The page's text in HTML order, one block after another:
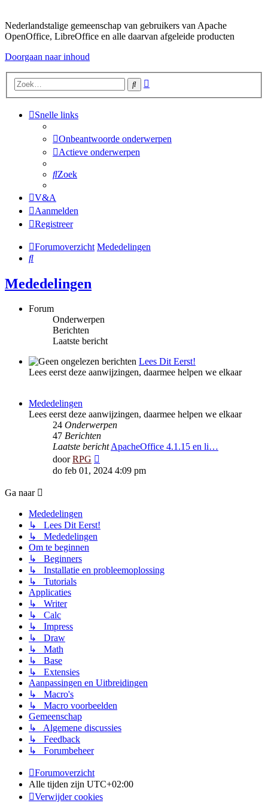
Nederlandstalige gemeenschap van gebruikers van Apache
OpenOffice, LibreOffice en alle daarvan afgeleide producten
Doorgaan naar inhoud
Zoek
Snelle links
Onbeantwoorde onderwerpen
Actieve onderwerpen
Zoek
V&A
Aanmelden
Registreer
Forumoverzicht Mededelingen
Zoek
Mededelingen
Forum
Onderwerpen
Berichten
Laatste bericht
Lees Dit Eerst!
Lees eerst deze aanwijzingen, daarmee helpen we elkaar
Mededelingen
Lees eerst deze aanwijzingen, daarmee helpen we elkaar
24 Onderwerpen
47 Berichten
Laatste berichtApacheOffice 4.1.15 en li…
doorRPG
laatste
do feb 01, 2024 4:09 pm
Ga naar
Mededelingen
↳ Lees Dit Eerst!
↳ Mededelingen
Om te beginnen
↳ Beginners
↳ Installatie en probleemoplossing
↳ Tutorials
Applicaties
↳ Writer
↳ Calc
↳ Impress
↳ Draw
↳ Math
↳ Base
↳ Extensies
Aanpassingen en Uitbreidingen
↳ Macro's
↳ Macro voorbeelden
Gemeenschap
↳ Algemene discussies
↳ Feedback
↳ Forumbeheer
Forumoverzicht
Alle tijden zijn UTC+02:00
Verwijder cookies